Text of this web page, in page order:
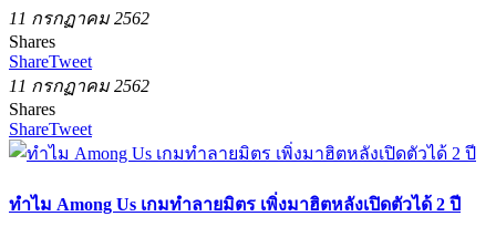
11 กรกฏาคม 2562
Shares
ShareTweet
11 กรกฏาคม 2562
Shares
ShareTweet
ทำไม Among Us เกมทำลายมิตร เพิ่งมาฮิตหลังเปิดตัวได้ 2 ปี